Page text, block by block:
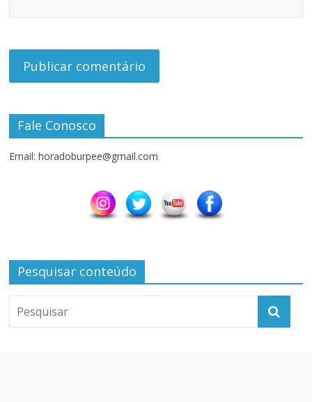
Fale Conosco
Email: horadoburpee@gmail.com
Pesquisar conteúdo